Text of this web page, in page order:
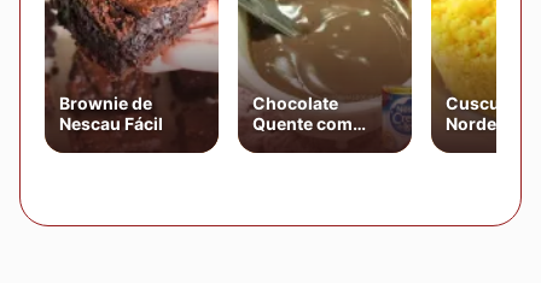
Brownie de
Nescau Fácil
Chocolate
Quente com
Creme de Leite
Cuscuz
Nordestino